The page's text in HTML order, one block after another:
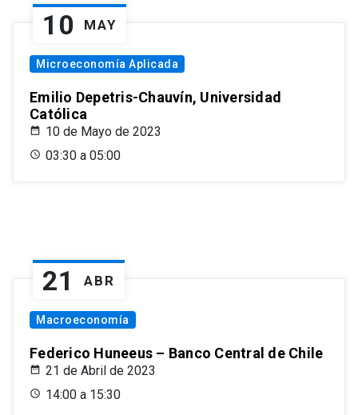
10 MAY
Microeconomía Aplicada
Emilio Depetris-Chauvín, Universidad
Católica
10 de Mayo de 2023
03:30 a 05:00
21 ABR
Macroeconomía
Federico Huneeus – Banco Central de Chile
21 de Abril de 2023
14:00 a 15:30